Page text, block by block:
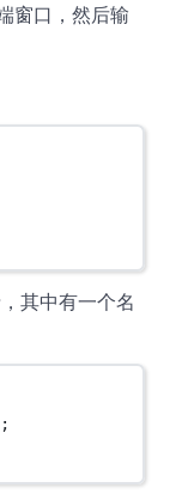
窗口，然后输
其中有一个名